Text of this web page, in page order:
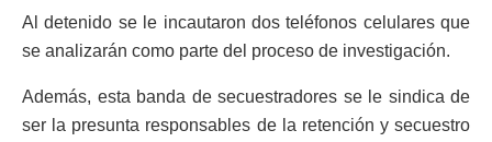
Al detenido se le incautaron dos teléfonos celulares que
se analizarán como parte del proceso de investigación.
Además, esta banda de secuestradores se le sindica de
ser la presunta responsables de la retención y secuestro